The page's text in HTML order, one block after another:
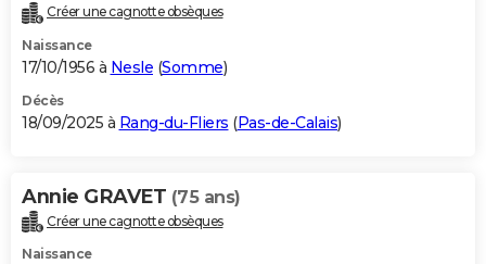
Créer une cagnotte obsèques
Naissance
17/10/1956 à Nesle (Somme)
Décès
18/09/2025 à Rang-du-Fliers (Pas-de-Calais)
Annie GRAVET (75 ans)
Créer une cagnotte obsèques
Naissance